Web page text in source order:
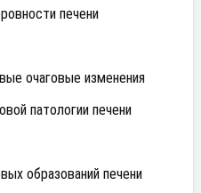
печени
очаговые изменения
патологии печени
образований печени